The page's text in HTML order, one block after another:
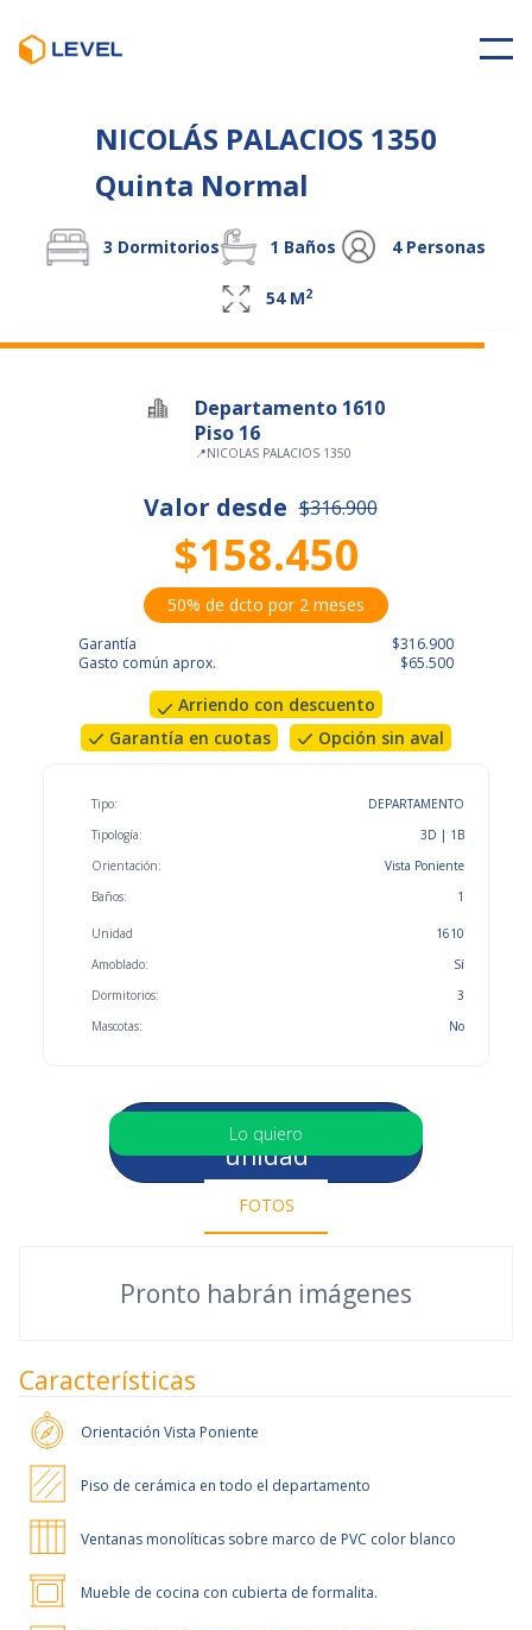
NICOLÁS PALACIOS 1350
Quinta Normal
3 Dormitorios 1 Baños 4Personas
54M2
Departamento 1610
Piso 16
📍NICOLAS PALACIOS 1350
Valor desde $316.900
$158.450
50% de dcto por 2 meses
Garantía
Gasto común aprox.
$316.900
$65.500
Arriendo con descuento
Garantía en cuotas
Opción sin aval
Tipo:
Tipología:
Orientación:
Baños:
DEPARTAMENTO
3D | 1B
Vista Poniente
1
Unidad
Amoblado:
Dormitorios:
Mascotas:
1610
Sí
3
No
Selecciona otra
unidad
Lo quiero
FOTOS
Pronto habrán imágenes
Características
Orientación Vista Poniente
Piso de cerámica en todo el departamento
Ventanas monolíticas sobre marco de PVC color blanco
Mueble de cocina con cubierta de formalita.